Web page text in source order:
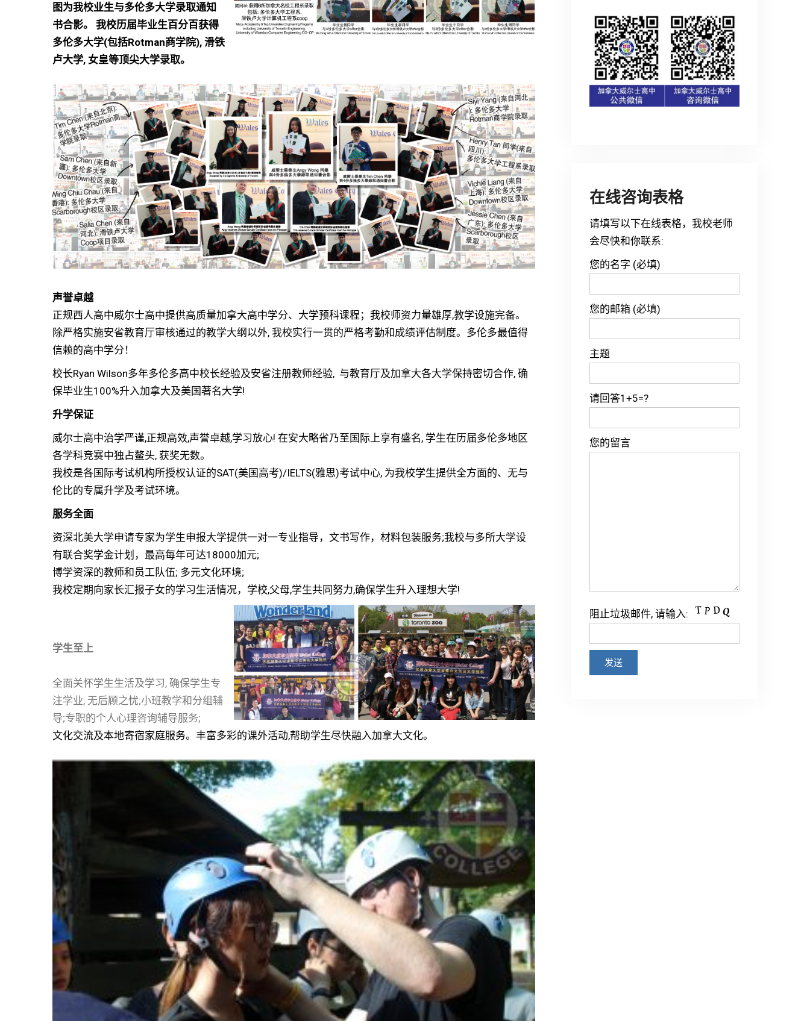
图为我校业生与多伦多大学录取通知
书合影。 我校历届毕业生百分百获得
多伦多大学(包括Rotman商学院), 滑铁
卢大学, 女皇等顶尖大学录取。
声誉卓越
正规西人高中威尔士高中提供高质量加拿大高中学分、大学预科课程；我校师资力量雄厚,教学设施完备。
除严格实施安省教育厅审核通过的教学大纲以外, 我校实行一贯的严格考勤和成绩评估制度。多伦多最值得
信赖的高中学分！
校长Ryan Wilson多年多伦多高中校长经验及安省注册教师经验, 与教育厅及加拿大各大学保持密切合作, 确
保毕业生100%升入加拿大及美国著名大学!
升学保证
威尔士高中治学严谨,正规高效,声誉卓越,学习放心! 在安大略省乃至国际上享有盛名, 学生在历届多伦多地区
各学科竞赛中独占鳌头, 获奖无数。
我校是各国际考试机构所授权认证的SAT(美国高考)/IELTS(雅思)考试中心, 为我校学生提供全方面的、无与
伦比的专属升学及考试环境。
服务全面
资深北美大学申请专家为学生申报大学提供一对一专业指导，文书写作，材料包装服务;我校与多所大学设
有联合奖学金计划，最高每年可达18000加元;
博学资深的教师和员工队伍; 多元文化环境;
我校定期向家长汇报子女的学习生活情况，学校,父母,学生共同努力,确保学生升入理想大学!
学生至上
全面关怀学生生活及学习, 确保学生专
注学业, 无后顾之忧;小班教学和分组辅
导;专职的个人心理咨询辅导服务;
文化交流及本地寄宿家庭服务。丰富多彩的课外活动,帮助学生尽快融入加拿大文化。
在线咨询表格
请填写以下在线表格，我校老师
会尽快和你联系:
您的名字 (必填)
您的邮箱 (必填)
主题
请回答1+5=?
您的留言
阻止垃圾邮件, 请输入: